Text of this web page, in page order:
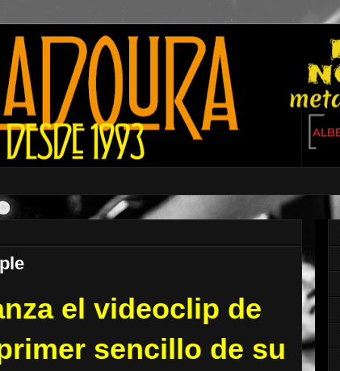
el videoclip de
sencillo de su